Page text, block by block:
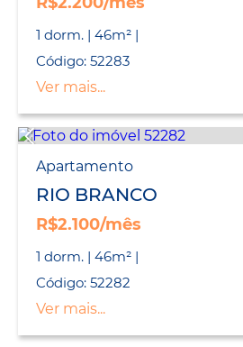
1 dorm. | 46m² |
Código: 52283
Ver mais...
Apartamento
RIO BRANCO
R$2.100/mês
1 dorm. | 46m² |
Código: 52282
Ver mais...